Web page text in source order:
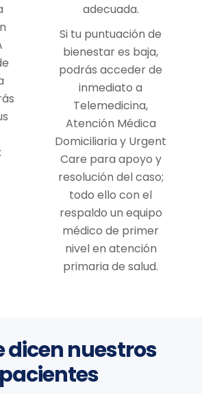
adecuada.
Si tu puntuación de
bienestar es baja,
podrás acceder de
inmediato a
Telemedicina,
Atención Médica
Domiciliaria y Urgent
Care para apoyo y
resolución del caso;
todo ello con el
respaldo un equipo
médico de primer
nivel en atención
primaria de salud.
dicen nuestros
pacientes